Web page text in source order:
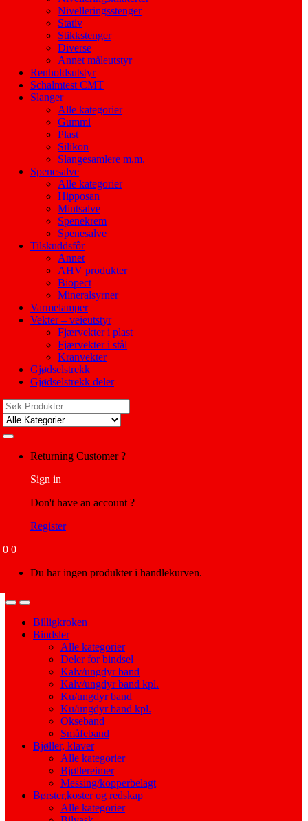
Nivelleringsstenger
Stativ
Stikkstenger
Diverse
Annet måleutstyr
Renholdsutstyr
Schalmtest CMT
Slanger
Alle kategorier
Gummi
Plast
Silikon
Slangesamlere m.m.
Spenesalve
Alle kategorier
Hipposan
Mintsalve
Spenekrem
Spenesalve
Tilskuddsfôr
Annet
AHV produkter
Biopect
Mineralsyrner
Varmelamper
Vekter – veieutstyr
Fjærvekter i plast
Fjærvekter i stål
Kranvekter
Gjødselstrekk
Gjødselstrekk deler
Search
for:
Returning Customer ?
Sign in
Don't have an account ?
Register
0 0
Du har ingen produkter i handlekurven.
OpenClose
Billigkroken
Bindsler
Alle kategorier
Deler for bindsel
Kalv/ungdyr band
Kalv/ungdyr band kpl.
Ku/ungdyr band
Ku/ungdyr band kpl.
Okseband
Småfeband
Bjøller, klaver
Alle kategorier
Bjøllereimer
Messing/kopperbelagt
Børster,koster og redskap
Alle kategorier